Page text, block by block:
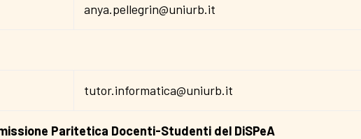
anya.pellegrin@uniurb.it
tutor.informatica@uniurb.it
Paritetica Docenti-Studenti del DiSPeA